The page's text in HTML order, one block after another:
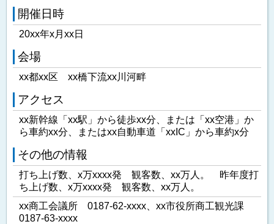
開催日時
20xx年x月xx日
会場
xx都xx区 xx橋下流xx川河畔
アクセス
xx新幹線「xx駅」から徒歩xx分、または「xx空港」か
ら車約xx分、またはxx自動車道「xxIC」から車約x分
その他の情報
打ち上げ数、x万xxxx発 観客数、xx万人。 昨年度打
ち上げ数、x万xxxx発 観客数、xx万人。
xx商工会議所 0187-62-xxxx、xx市役所商工観光課
0187-63-xxxx